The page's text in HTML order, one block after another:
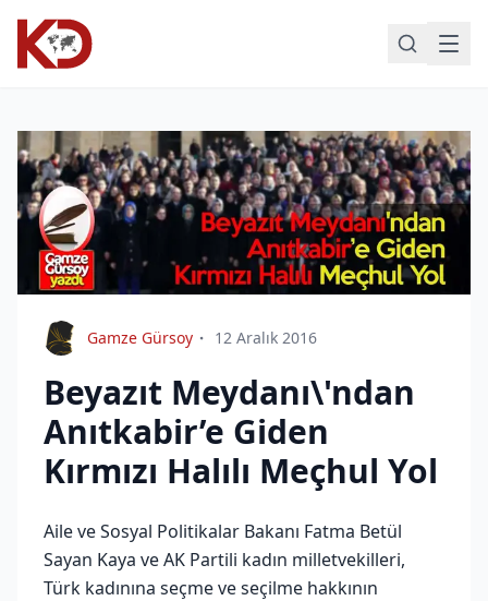
Gamze Gürsoy 12 Aralık 2016
Beyazıt Meydanı\'ndan
Anıtkabir’e Giden
Kırmızı Halılı Meçhul Yol
Aile ve Sosyal Politikalar Bakanı Fatma Betül
Sayan Kaya ve AK Partili kadın milletvekilleri,
Türk kadınına seçme ve seçilme hakkının